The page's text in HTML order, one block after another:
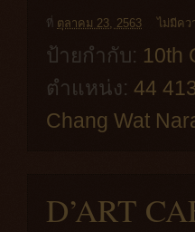
ที่ ตุลาคม 23, 2563 ไม่มีคว
ป้ายกำกับ: 10th
ตำแหน่ง: 44
Chang Wat
D’ART